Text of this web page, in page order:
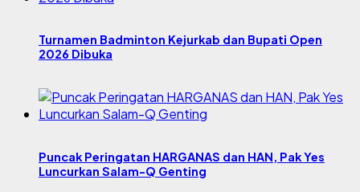
Turnamen Badminton Kejurkab dan Bupati Open
2026 Dibuka
Puncak Peringatan HARGANAS dan HAN, Pak Yes
Luncurkan Salam-Q Genting